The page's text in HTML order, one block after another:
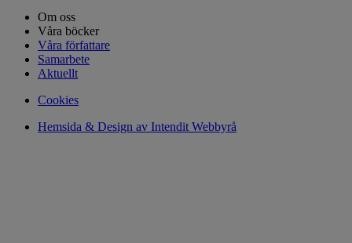
Om oss
Våra böcker
Våra författare
Samarbete
Aktuellt
Cookies
Hemsida & Design av Intendit Webbyrå